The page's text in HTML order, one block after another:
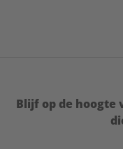
Blijf op de hoogte